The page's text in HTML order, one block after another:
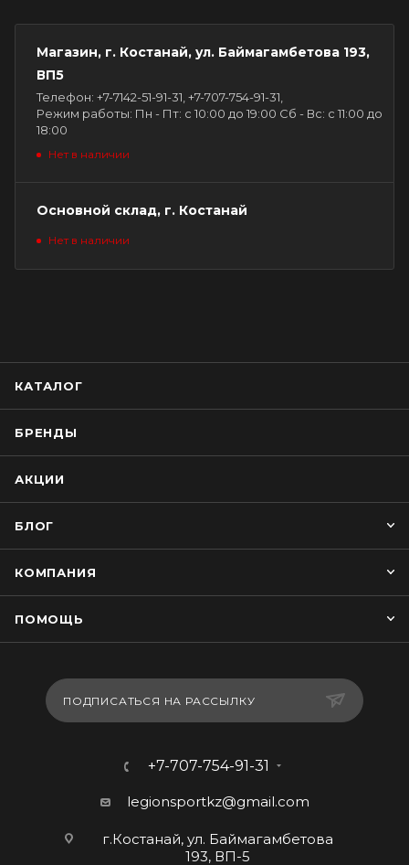
Магазин, г. Костанай, ул. Баймагамбетова 193,
ВП5
Телефон: +7-7142-51-91-31, +7-707-754-91-31,
Режим работы: Пн - Пт: с 10:00 до 19:00 Сб - Вс: с 11:00 до
18:00
Нет в наличии
Основной склад, г. Костанай
Нет в наличии
КАТАЛОГ
БРЕНДЫ
АКЦИИ
БЛОГ
КОМПАНИЯ
ПОМОЩЬ
ПОДПИСАТЬСЯ НА РАССЫЛКУ
+7-707-754-91-31
legionsportkz@gmail.com
г.Костанай, ул. Баймагамбетова
193, ВП-5